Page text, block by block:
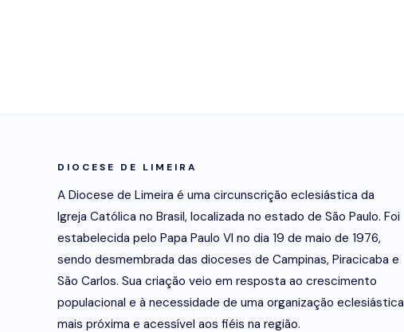
DIOCESE DE LIMEIRA
A Diocese de Limeira é uma circunscrição eclesiástica da
Igreja Católica no Brasil, localizada no estado de São Paulo. Foi
estabelecida pelo Papa Paulo VI no dia 19 de maio de 1976,
sendo desmembrada das dioceses de Campinas, Piracicaba e
São Carlos. Sua criação veio em resposta ao crescimento
populacional e à necessidade de uma organização eclesiástica
mais próxima e acessível aos fiéis na região.